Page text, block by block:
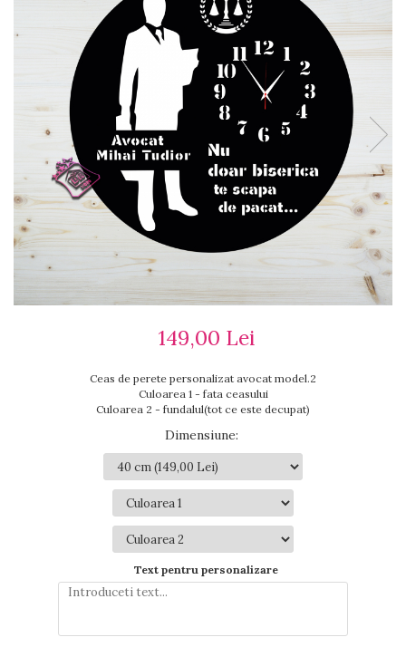
Ceasuri cu rama foto
Ceasuri meserii
Ceasuri logo
Ceasuri de perete animalute
Ceasuri decorative
Ceasuri evenimente
Ceasuri gravate
Ceasuri hobby
Ceasuri mașini
Ceasuri moto
Brelocuri personalizate
Breloc mașină
Breloc moto
Breloc tir
149,00 Lei
Ceas de perete personalizat avocat model.2
Culoarea 1 - fata ceasului
Culoarea 2 - fundalul(tot ce este decupat)
Dimensiune:
Text pentru personalizare